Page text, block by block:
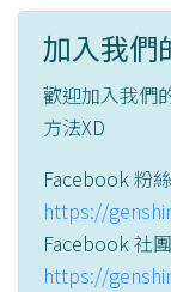
加入我們
歡迎加入我們
方法XD
Facebook 粉
https://
Facebook 社團
https://